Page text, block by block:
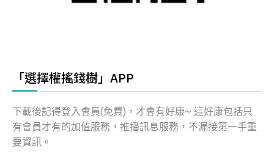
「選擇權搖錢樹」APP
下載後記得登入會員(免費)，才會有好康~ 這好康包括只
有會員才有的加值服務，推播訊息服務，不漏接第一手重
要資訊。